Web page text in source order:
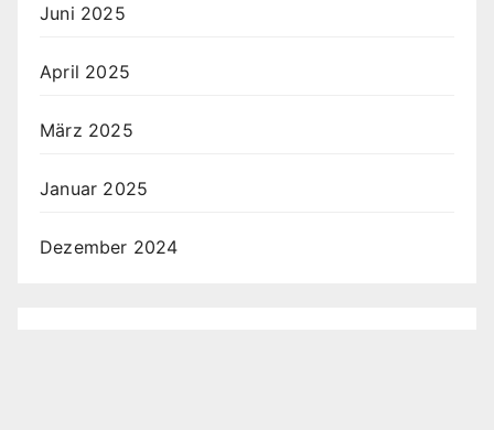
Juni 2025
April 2025
März 2025
Januar 2025
Dezember 2024